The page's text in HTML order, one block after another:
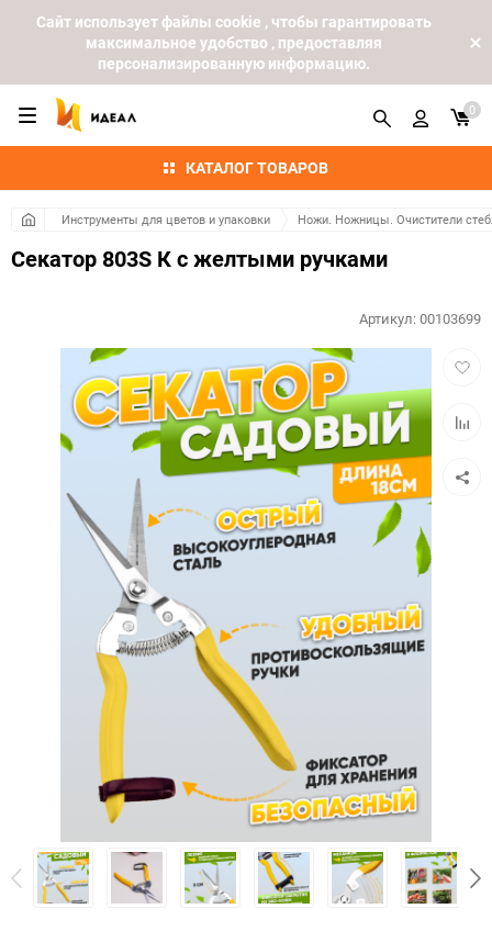
Cайт использует файлы cookie , чтобы гарантировать
максимальное удобство , предоставляя
персонализированную информацию.
КАТАЛОГ ТОВАРОВ
0
Инструменты для цветов и упаковки Ножи. Ножницы. Очистители
Секатор 803S К с желтыми ручками
Артикул:00103699